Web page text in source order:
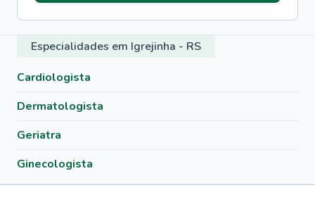
Especialidades em Igrejinha - RS
Cardiologista
Dermatologista
Geriatra
Ginecologista